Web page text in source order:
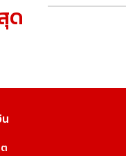
ด